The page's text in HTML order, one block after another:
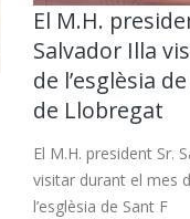
El M.H.
Salvador Illa
de l’esglèsia
de Llobregat
El M.H. president Sr.
visitar durant el mes
l’esglèsia de Sant F